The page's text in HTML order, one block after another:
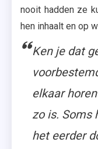
nooit hadden ze
hen inhaalt en op
Ken je dat
elkaar
zo is. Soms
het eerder